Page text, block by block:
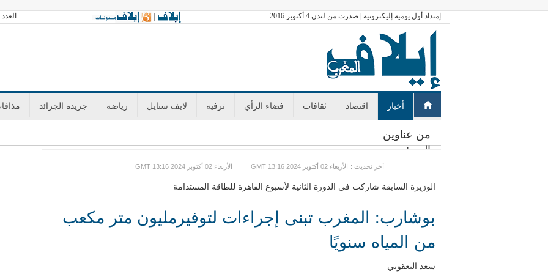
إمتداد أول يومية إليكترونية | صدرت من لندن 4 أكتوبر 2016 العدد 3601 الخميس 06 أغسطس 2026 آخر تحديث GMT 21:41 |
أخبار اقتصاد ثقافات فضاء الرأي ترفيه لايف ستايل رياضة جريدة الجرائد
من عناوين
اليوم:
GMT الأربعاء 02 أكتوبر 2024 13:16 GMT الأربعاء 02 أكتوبر 2024 13:16 : آخر تحديث
الوزيرة السابقة شاركت في الدورة الثانية لأسبوع القاهرة للطاقة المستدامة
بوشارب: المغرب تبنى إجراءات لتوفيرمليون متر مكعب
من المياه سنويًا
سعد اليعقوبي